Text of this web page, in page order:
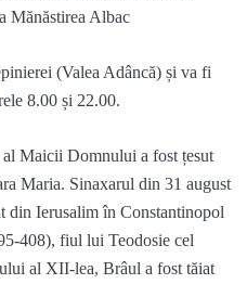
Mănăstirea Albac
(Valea Adâncă) și va fi
8.00 și 22.00.
Maicii Domnului a fost țesut
Maria. Sinaxarul din 31 august
din Ierusalim în Constantinopol
408), fiul lui Teodosie cel
al XII-lea, Brâul a fost tăiat